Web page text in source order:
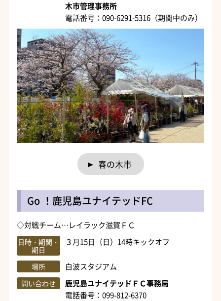
木市管理事務所
電話番号：090-6291-5316（期間中のみ）
春の木市
Go ！鹿児島ユナイテッドFC
◇対戦チーム…レイラック滋賀ＦＣ
日時・期間・
期日
３月15日（日）14時キックオフ
場所 白波スタジアム
問い合わせ
鹿児島ユナイテッドＦＣ事務局
電話番号：099-812-6370